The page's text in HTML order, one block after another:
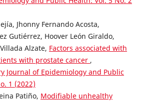
Jhonny Fernando Acosta,
Gutiérrez, Hoover León Giraldo,
Alzate, Factors associated with
with prostate cancer ,
Journal of Epidemiology and Public
1 (2022)
Patiño, Modifiable unhealthy